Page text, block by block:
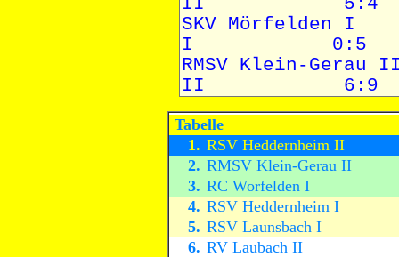
Tabelle
1. RSV Heddernheim II
2. RMSV Klein-Gerau II
3. RC Worfelden I
4. RSV Heddernheim I
5. RSV Launsbach I
6. RV Laubach II